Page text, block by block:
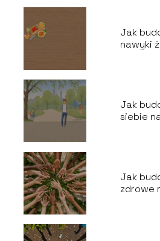
Jak
nawyki
Jak
siebie
Jak
zdrowe